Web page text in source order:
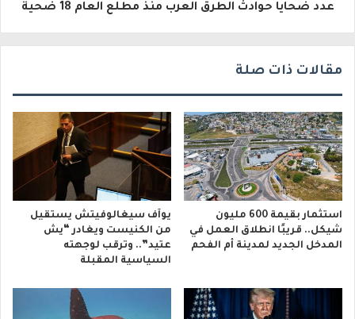
عدد ضحايا حوادث الطرق العرب منذ مطلع العام 18 ضحية
مقالات ذات صلة
استثمار بقيمة 600 مليون
شيكل.. قريبًا انطلاق العمل في
المدخل الجديد لمدينة أم الفحم
يوآف سيغالوفيتش يستقيل
من الكنيست ويغادر “يش
عتيد”.. وترقب لوجهته
السياسية المقبلة